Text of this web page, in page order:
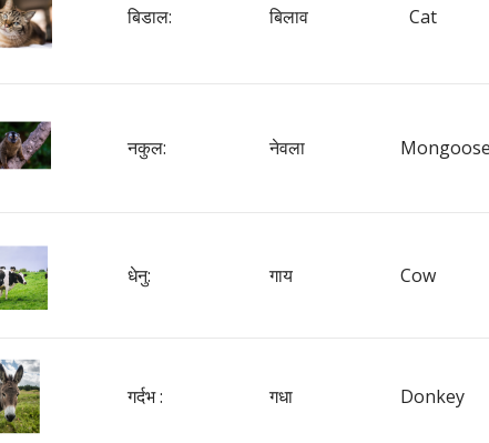
बिडाल: बिलाव Cat
नकुल: नेवला Mongoose
धेनु: गाय Cow
गर्दभ : गधा Donkey